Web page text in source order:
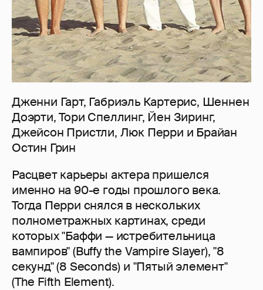
Дженни Гарт, Габриэль Картерис, Шеннен
Доэрти, Тори Спеллинг, Йен Зиринг,
Джейсон Пристли, Люк Перри и Брайан
Остин Грин
Расцвет карьеры актера пришелся
именно на 90-е годы прошлого века.
Тогда Перри снялся в нескольких
полнометражных картинах, среди
которых "Баффи — истребительница
вампиров" (Buffy the Vampire Slayer), "8
секунд" (8 Seconds) и "Пятый элемент"
(The Fifth Element).